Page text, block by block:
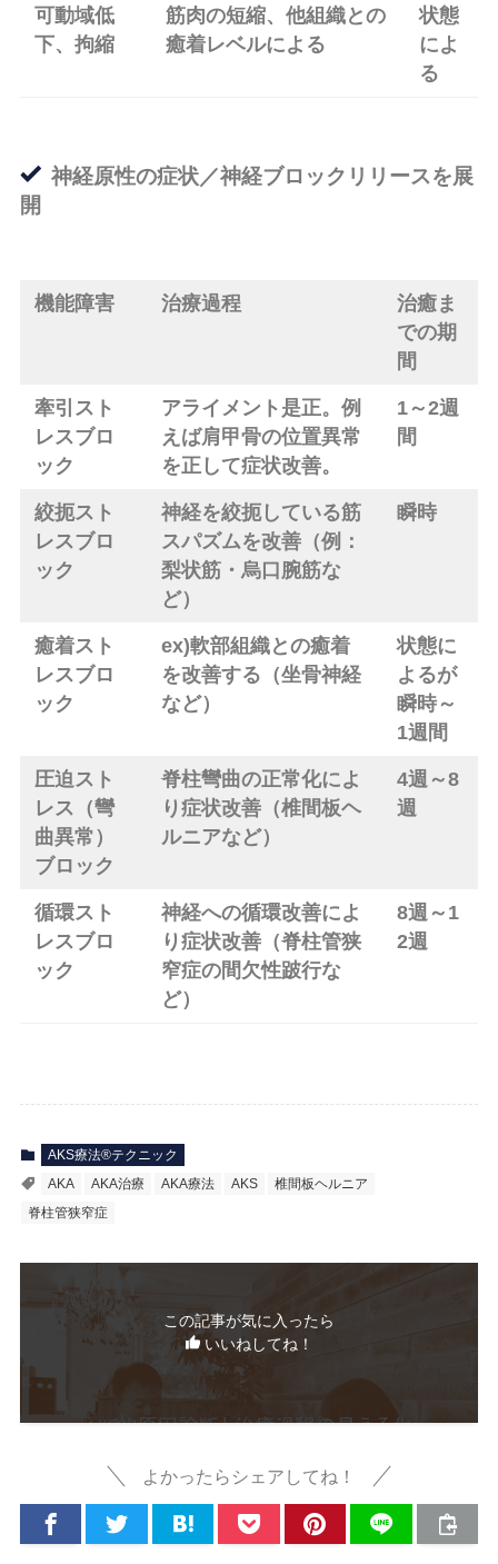
可動域低
下、拘縮
筋肉の短縮、他組織との
癒着レベルによる
状態
によ
る
神経原性の症状／神経ブロックリリースを展
開
機能障害 治療過程
治癒ま
での期
間
牽引スト
レスブロ
ック
アライメント是正。例
えば肩甲骨の位置異常
を正して症状改善。
1～2週
間
絞扼スト
レスブロ
ック
神経を絞扼している筋
スパズムを改善（例：
梨状筋・烏口腕筋な
ど）
瞬時
癒着スト
レスブロ
ック
ex)軟部組織との癒着
を改善する（坐骨神経
など）
状態に
よるが
瞬時～
1週間
圧迫スト
レス（彎
曲異常）
ブロック
脊柱彎曲の正常化によ
り症状改善（椎間板ヘ
ルニアなど）
4週～8
週
循環スト
レスブロ
ック
神経への循環改善によ
り症状改善（脊柱管狭
窄症の間欠性跛行な
ど）
8週～1
2週
AKS療法®テクニック
AKA
AKA治療 AKA療法 AKS
椎間板ヘルニア
脊柱管狭窄症
この記事が気に入ったら
いいねしてね！
よかったらシェアしてね！